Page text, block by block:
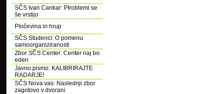
SČS Ivan Cankar: Ptroblemi se
še vrstijo
Pločevina in hrup
SČS Studenci: O pomenu
samoorganiziranosti
Zbor SČS Center: Center naj bo
eden
Javno pismo: KALIBRIRAJTE
RADARJE!
SČS Nova vas: Naslednji zbor
zagotovo v dvorani